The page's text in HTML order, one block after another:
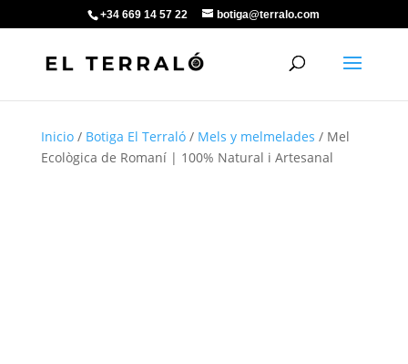
+34 669 14 57 22 botiga@terralo.com
Inicio/ Botiga El Terraló/ Mels y melmelades / Mel
Ecològica de Romaní | 100% Natural i Artesanal